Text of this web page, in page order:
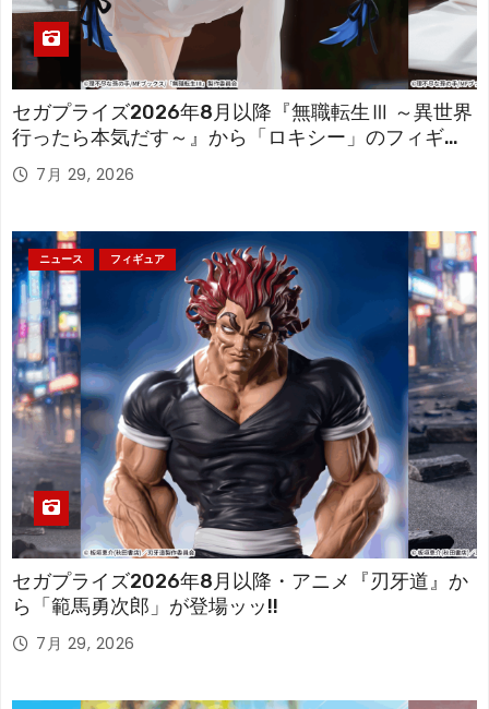
セガプライズ2026年8月以降『無職転生Ⅲ ～異世界
行ったら本気だす～』から「ロキシー」のフィギュ
アが登場！
7月 29, 2026
ニュース フィギュア
セガプライズ2026年8月以降・アニメ『刃牙道』か
ら「範馬勇次郎」が登場ッッ!!
7月 29, 2026